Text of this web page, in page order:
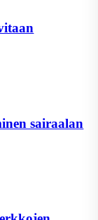
sairaalan